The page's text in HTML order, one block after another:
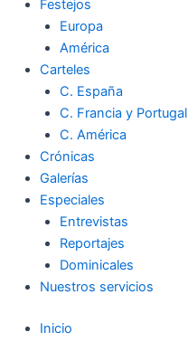
Festejos
Europa
América
Carteles
C. España
C. Francia y Portugal
C. América
Crónicas
Galerías
Especiales
Entrevistas
Reportajes
Dominicales
Nuestros servicios
Inicio